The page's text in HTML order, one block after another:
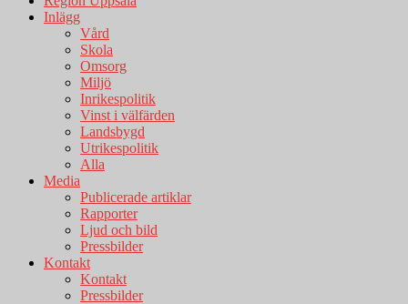
Inlägg
Vård
Skola
Omsorg
Miljö
Inrikespolitik
Vinst i välfärden
Landsbygd
Utrikespolitik
Alla
Media
Publicerade artiklar
Rapporter
Ljud och bild
Pressbilder
Kontakt
Kontakt
Pressbilder